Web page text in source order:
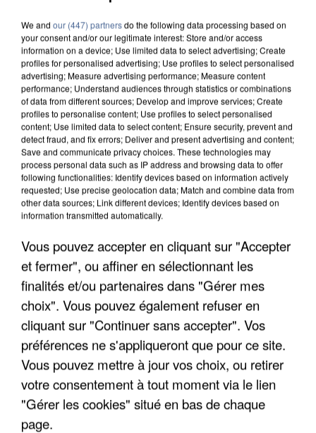
UN SECOND CADRE DE LA DZ MAFIA
INTERPELLÉ EN ALGÉRIE
We and our (447) partnersdo the following data processing based on
your consent and/or our legitimate interest: Store and/or access
information on a device; Use limited data to select advertising; Create
profiles for personalised advertising; Use profiles to select personalised
advertising; Measure advertising performance; Measure content
performance; Understand audiences through statistics or combinations
of data from different sources; Develop and improve services; Create
profiles to personalise content; Use profiles to select personalised
content; Use limited data to select content; Ensure security, prevent and
detect fraud, and fix errors; Deliver and present advertising and content;
Save and communicate privacy choices. These technologies may
process personal data such as IP address and browsing data to offer
following functionalities: Identify devices based on information actively
requested; Use precise geolocation data; Match and combine data from
other data sources; Link different devices; Identify devices based on
information transmitted automatically.
Vous pouvez accepter en cliquant sur "Accepter
et fermer", ou affiner en sélectionnant les
finalités et/ou partenaires dans "Gérer mes
choix". Vous pouvez également refuser en
cliquant sur "Continuer sans accepter". Vos
préférences ne s'appliqueront que pour ce site.
Vous pouvez mettre à jour vos choix, ou retirer
votre consentement à tout moment via le lien
"Gérer les cookies" situé en bas de chaque
page.